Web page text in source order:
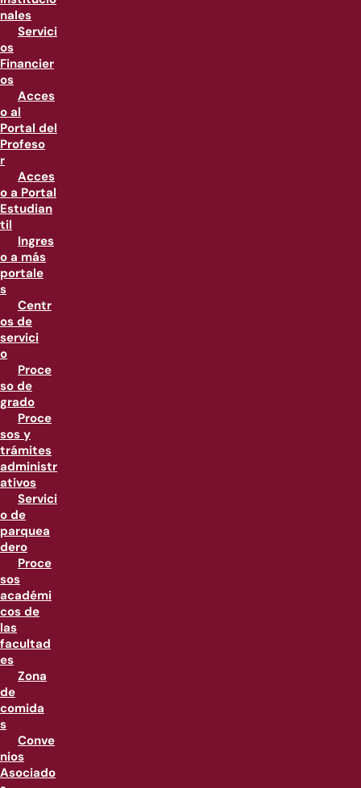
nales
Servici
os
Financier
os
Acces
o al
Portal del
Profeso
r
Acces
o a Portal
Estudian
til
Ingres
o a más
portale
s
Centr
os de
servici
o
Proce
so de
grado
Proce
sos y
trámites
administr
ativos
Servici
o de
parquea
dero
Proce
sos
académi
cos de
las
facultad
es
Zona
de
comida
s
Conve
nios
Asociado